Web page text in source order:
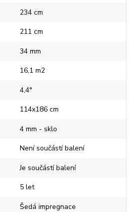
234 cm
211 cm
34 mm
16,1 m2
4,4°
114x186 cm
4 mm - sklo
Není součástí balení
Je součástí balení
5 let
Šedá impregnace